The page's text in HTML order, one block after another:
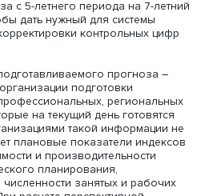
и
ТОП-5 стран глобальной
безработицы – 2,2%. В
млн граждан. Численность
1,6 млн человек, то есть
Сложился максимальный
населения – это 61,4%.
растет по всем возрастным
с 5-летнего периода на
дать нужный для